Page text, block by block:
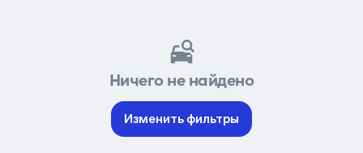
Ничего не найдено
Изменить фильтры